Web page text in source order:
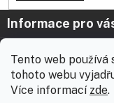
Tento web používá
tohoto webu
Více informací zde.
Z
p
Informace pro
Prodejna Nymburk
Prodejna Solnice